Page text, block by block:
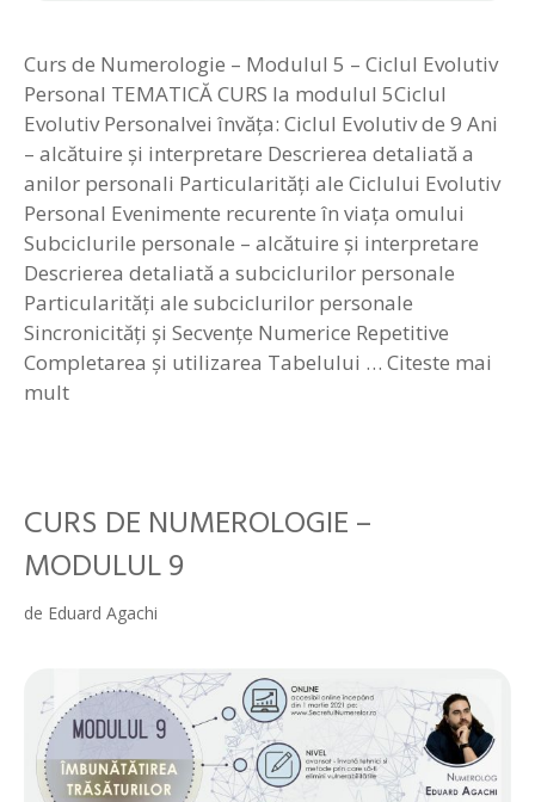
Curs de Numerologie – Modulul 5 – Ciclul Evolutiv
Personal TEMATICĂ CURS la modulul 5Ciclul
Evolutiv Personalvei învăța: Ciclul Evolutiv de 9 Ani
– alcătuire și interpretare Descrierea detaliată a
anilor personali Particularități ale Ciclului Evolutiv
Personal Evenimente recurente în viața omului
Subciclurile personale – alcătuire și interpretare
Descrierea detaliată a subciclurilor personale
Particularități ale subciclurilor personale
Sincronicități și Secvențe Numerice Repetitive
Completarea și utilizarea Tabelului … Citeste mai
mult
CURS DE NUMEROLOGIE –
MODULUL 9
de Eduard Agachi